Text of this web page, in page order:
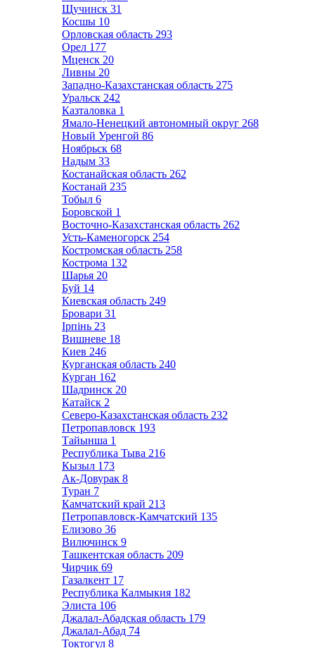
Щучинск 31
Косшы 10
Орловская область 293
Орел 177
Мценск 20
Ливны 20
Западно-Казахстанская область 275
Уральск 242
Казталовка 1
Ямало-Ненецкий автономный округ 268
Новый Уренгой 86
Ноябрьск 68
Надым 33
Костанайская область 262
Костанай 235
Тобыл 6
Боровской 1
Восточно-Казахстанская область 262
Усть-Каменогорск 254
Костромская область 258
Кострома 132
Шарья 20
Буй 14
Киевская область 249
Бровари 31
Ірпінь 23
Вишневе 18
Киев 246
Курганская область 240
Курган 162
Шадринск 20
Катайск 2
Северо-Казахстанская область 232
Петропавловск 193
Тайынша 1
Республика Тыва 216
Кызыл 173
Ак-Довурак 8
Туран 7
Камчатский край 213
Петропавловск-Камчатский 135
Елизово 36
Вилючинск 9
Ташкентская область 209
Чирчик 69
Газалкент 17
Республика Калмыкия 182
Элиста 106
Джалал-Абадская область 179
Джалал-Абад 74
Токтогул 8